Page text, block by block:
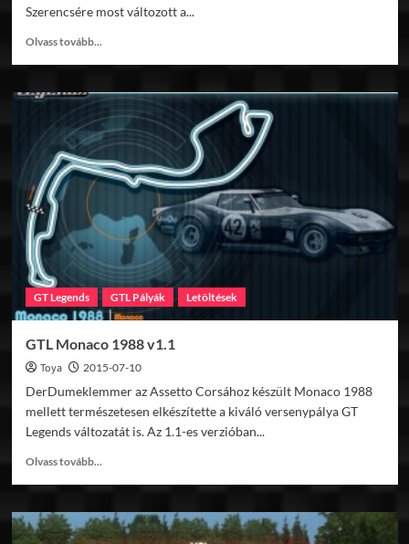
Szerencsére most változott a...
Olvass tovább...
GTL
Race
Park
v1.0
GT Legends GTL Pályák Letöltések
GTL Monaco 1988 v1.1
Toya 2015-07-10
DerDumeklemmer az Assetto Corsához készült Monaco 1988
mellett természetesen elkészítette a kiváló versenypálya GT
Legends változatát is. Az 1.1-es verzióban...
Olvass tovább...
GTL
Monaco